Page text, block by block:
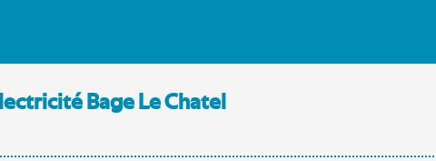
Bage Le Chatel